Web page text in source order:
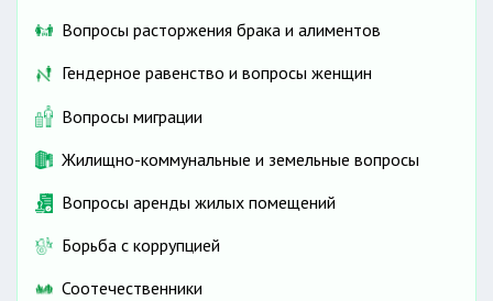
Вопросы расторжения брака и алиментов
Гендерное равенство и вопросы женщин
Вопросы миграции
Жилищно-коммунальные и земельные вопросы
Вопросы аренды жилых помещений
Борьба с коррупцией
Соотечественники